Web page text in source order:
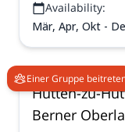
Availability:
Mär, Apr, Okt -
Einer Gruppe
Hütten-zu-
Berner